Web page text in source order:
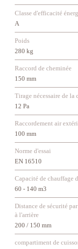
Classe d'efficacité
A
Poids
280 kg
Raccord de cheminée
150 mm
Tirage nécessaire de la
12 Pa
Raccordement air
100 mm
Norme d'essai
EN 16510
Capacité de chauffage
60 - 140 m3
Distance de sécurité
à l'arrière
200 / 150 mm
compartiment de